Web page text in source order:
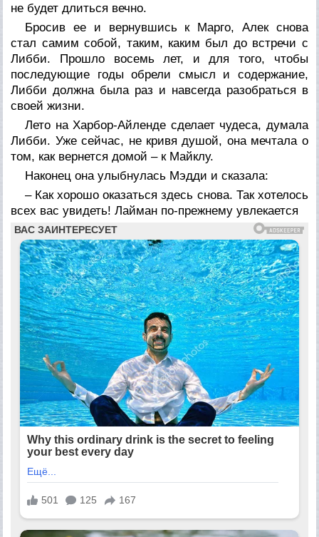
не будет длиться вечно.
Бросив ее и вернувшись к Марго, Алек снова
стал самим собой, таким, каким был до встречи с
Либби. Прошло восемь лет, и для того, чтобы
последующие годы обрели смысл и содержание,
Либби должна была раз и навсегда разобраться в
своей жизни.
Лето на Харбор-Айленде сделает чудеса, думала
Либби. Уже сейчас, не кривя душой, она мечтала о
том, как вернется домой – к Майклу.
Наконец она улыбнулась Мэдди и сказала:
– Как хорошо оказаться здесь снова. Так хотелось
всех вас увидеть! Лайман по-прежнему увлекается